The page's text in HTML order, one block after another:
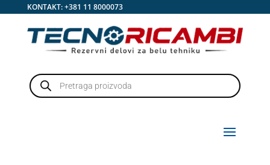
KONTAKT:+381 11 8000073
Products
search